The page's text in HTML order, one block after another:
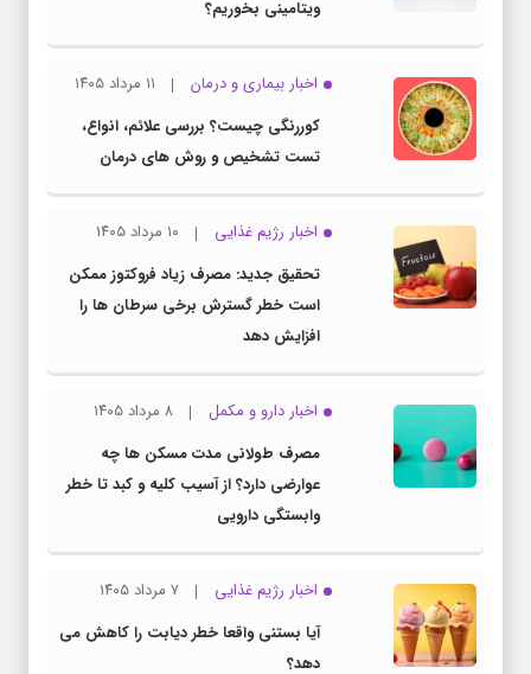
ویتامینی بخوریم؟
اخبار بیماری و درمان
۱۱ مرداد ۱۴۰۵
کوررنگی چیست؟ بررسی علائم، انواع،
تست تشخیص و روش های درمان
اخبار رژیم غذایی
۱۰ مرداد ۱۴۰۵
تحقیق جدید: مصرف زیاد فروکتوز ممکن
است خطر گسترش برخی سرطان ها را
افزایش دهد
اخبار دارو و مکمل
۸ مرداد ۱۴۰۵
مصرف طولانی مدت مسکن ها چه
عوارضی دارد؟ از آسیب کلیه و کبد تا خطر
وابستگی دارویی
اخبار رژیم غذایی
۷ مرداد ۱۴۰۵
آیا بستنی واقعا خطر دیابت را کاهش می
دهد؟